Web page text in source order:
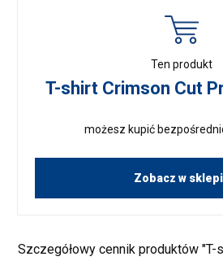
Ten produkt
T-shirt Crimson Cut
możesz kupić
Zobacz w
Szczegółowy cennik produktów "T-